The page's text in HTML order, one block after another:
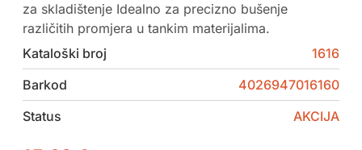
za skladištenje Idealno za precizno bušenje
različitih promjera u tankim materijalima.
Kataloški broj
1616
Barkod
4026947016160
Status
AKCIJA